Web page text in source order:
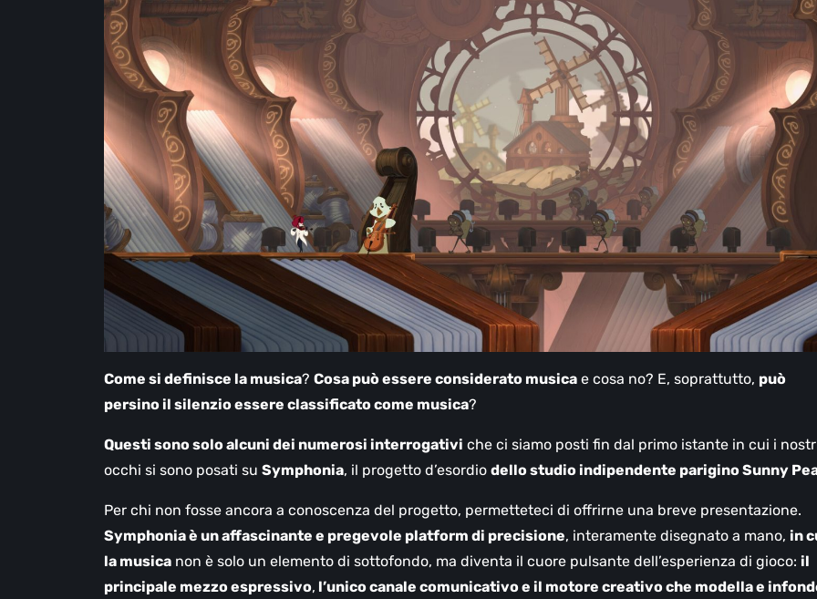
Come si definisce la musica? Cosa può essere considerato musica e cosa no? E, soprattutto, può
persino il silenzio essere classificato come musica?
Questi sono solo alcuni dei numerosi interrogativi che ci siamo posti fin dal primo istante in cui i
occhi si sono posati su Symphonia, il progetto d’esordio dello studio indipendente parigino Sunny
Per chi non fosse ancora a conoscenza del progetto, permetteteci di offrirne una breve presentazione.
Symphonia è un affascinante e pregevole platform di precisione, interamente disegnato a mano, in
la musica non è solo un elemento di sottofondo, ma diventa il cuore pulsante dell’esperienza di gioco: il
principale mezzo espressivo, l’unico canale comunicativo e il motore creativo che modella e